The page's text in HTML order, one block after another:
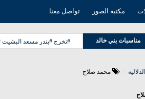
مكتبة الصور تواصل معنا
مناسبات بني خالد #تخرج #بندر مسعد البشيت
محمد صلاح